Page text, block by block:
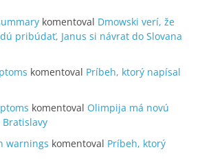
komentoval Dmowski verí, že
pribúdať, Janus si návrat do Slovana
komentoval Príbeh, ktorý napísal
komentoval Olimpija má novú
warnings komentoval Príbeh, ktorý